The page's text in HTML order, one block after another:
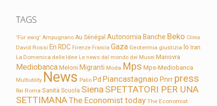
TAGS
'Für ewig' Ampugnano Au Sénégal Autonomia Banche Beko Clima
David Rossi En RDC Firenze Francia Gaza Geotermia giustizia Io Iran
La Domenica delle Idee Le news dal mondo dei Musei Manovra
Mediobanca Meloni Migranti Moda Mps Mps-Mediobanca
Multiutility News Palio Pd Piancastagnaio Pnrr press
Rai Roma Sanità Scuola Siena SPETTATORI PER UNA
SETTIMANAThe Economist today The Economist